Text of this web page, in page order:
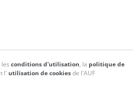
conditions d'utilisation, la politique de
l' utilisation de cookiesde l'AUF